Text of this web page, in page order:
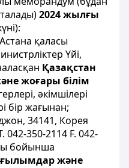
2024жылғы
):
қаласы
Үйі,
Қазақстан
жоғары білім
, әкімшілері
бір жағынан;
, 34141, Корея
. 042-350-2114 F. 042-
бойынша
ғылымдаржәне